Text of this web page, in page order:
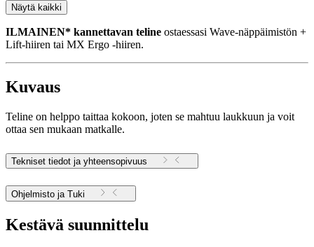
Näytä kaikki
ILMAINEN* kannettavan teline ostaessasi Wave-näppäimistön +
Lift-hiiren tai MX Ergo -hiiren.
Kuvaus
Teline on helppo taittaa kokoon, joten se mahtuu laukkuun ja voit
ottaa sen mukaan matkalle.
Tekniset tiedot ja yhteensopivuus
Ohjelmisto ja Tuki
Kestävä suunnittelu